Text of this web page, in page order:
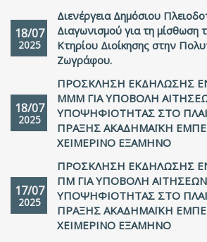
18/07
2025
Διενέργεια Δημόσιου
Διαγωνισμού για τη μίσθωση
Kτηρίου Διοίκησης στην
Ζωγράφου.
18/07
2025
ΠΡΟΣΚΛΗΣΗ ΕΚΔΗΛΩΣΗΣ
MMΜ ΓΙΑ ΥΠΟΒΟΛΗ
ΥΠΟΨΗΦΙΟΤΗΤΑΣ ΣΤΟ
ΠΡΑΞΗΣ ΑΚΑΔΗΜΑΪΚΗ
ΧΕΙΜΕΡΙΝΟ ΕΞΑΜΗΝΟ
17/07
2025
ΠΡΟΣΚΛΗΣΗ ΕΚΔΗΛΩΣΗΣ
ΠΜ ΓΙΑ ΥΠΟΒΟΛΗ ΑΙΤΗΣΕΩΝ
ΥΠΟΨΗΦΙΟΤΗΤΑΣ ΣΤΟ
ΠΡΑΞΗΣ ΑΚΑΔΗΜΑΪΚΗ
ΧΕΙΜΕΡΙΝΟ ΕΞΑΜΗΝΟ